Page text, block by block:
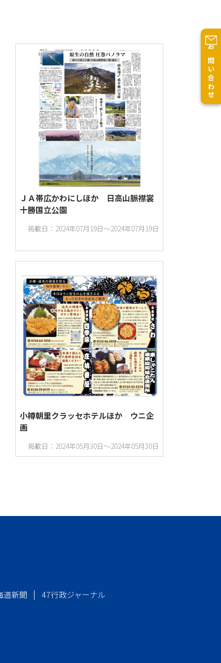
官公庁・団体 周年・記念日 新聞
ＪＡ帯広かわにしほか 日高山脈襟裳
十勝国立公園
掲載日：2024年07月19日～2024年07月19日
小樽朝里クラッセホテルほか ウニ企
画
掲載日：2024年05月30日～2024年05月30日
道新聞 47行政ジャーナル
お問い合わせ